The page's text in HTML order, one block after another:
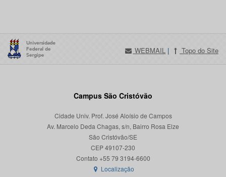
WEBMAIL | Topo do Site
Campus São Cristóvão
Cidade Univ. Prof. José Aloísio de Campos
Av. Marcelo Deda Chagas, s/n, Bairro Rosa Elze
São Cristóvão/SE
CEP 49107-230
Localização